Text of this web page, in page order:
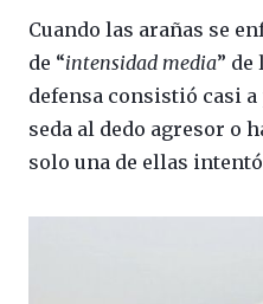
Cuando las arañas se
de “intensidad media” de
defensa consistió casi
seda al dedo agresor o
solo una de ellas